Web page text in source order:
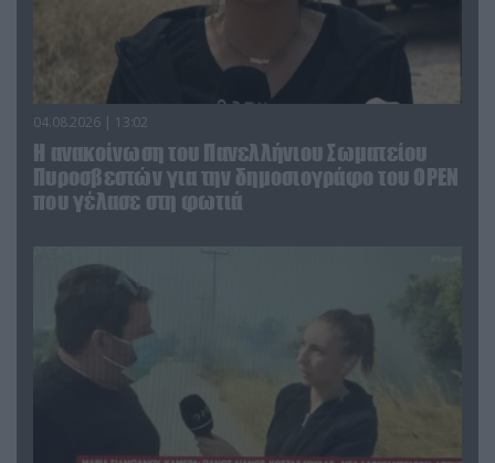
04.08.2026 | 13:02
Η ανακοίνωση του Πανελλήνιου Σωματείου
Πυροσβεστών για την δημοσιογράφο του OPEN
που γέλασε στη φωτιά